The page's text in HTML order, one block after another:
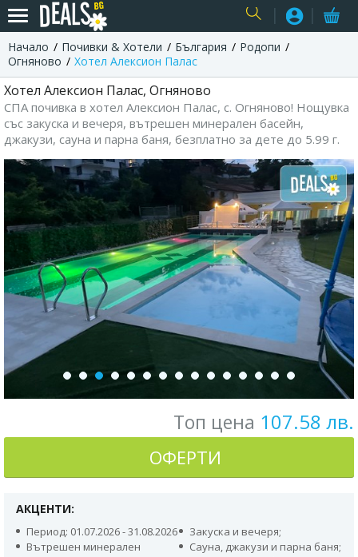
Начало Почивки & Хотели България
Родопи
Огняново
Хотел Алексион Палас
Хотел Алексион Палас, Огняново
СПА почивка в хотел Алексион Палас, с. Огняново! Нощувка
със закуска и вечеря, вътрешен минерален басейн,
джакузи, сауна и парна баня, безплатно за дете до 5.99 г.
Топ цена 107.58 лв.
ОФЕРТИ
АКЦЕНТИ:
Период: 01.07.2026 - 31.08.2026
Закуска и вечеря;
Вътрешен минерален
Сауна, джакузи и парна баня;